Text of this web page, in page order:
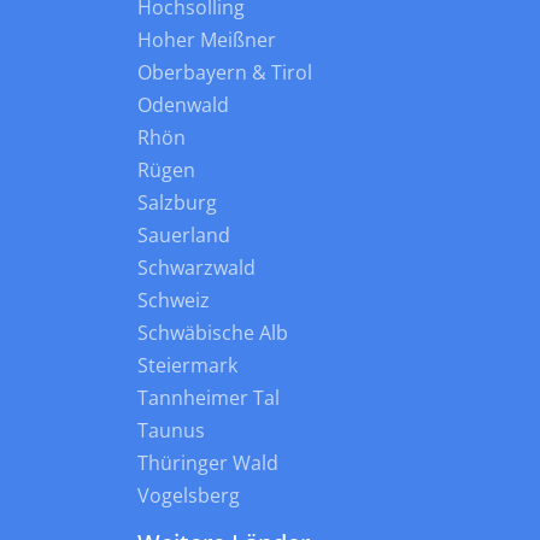
Hochsolling
Hoher Meißner
Oberbayern & Tirol
Odenwald
Rhön
Rügen
Salzburg
Sauerland
Schwarzwald
Schweiz
Schwäbische Alb
Steiermark
Tannheimer Tal
Taunus
Thüringer Wald
Vogelsberg